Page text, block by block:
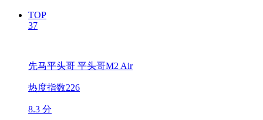
TOP
37
先马平头哥 平头哥M2 Air
热度指数226
8.3 分